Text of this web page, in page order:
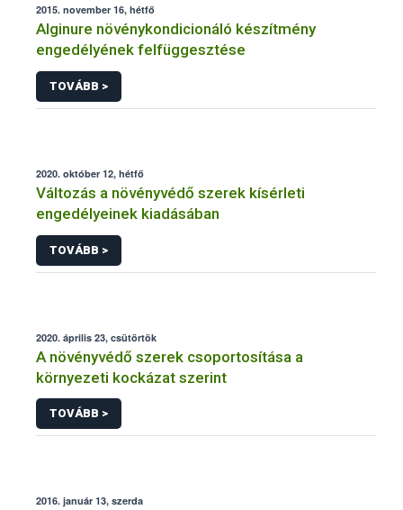
2015. november 16, hétfő
Alginure növénykondicionáló készítmény
engedélyének felfüggesztése
TOVÁBB >
2020. október 12, hétfő
Változás a növényvédő szerek kísérleti
engedélyeinek kiadásában
TOVÁBB >
2020. április 23, csütörtök
A növényvédő szerek csoportosítása a
környezeti kockázat szerint
TOVÁBB >
2016. január 13, szerda